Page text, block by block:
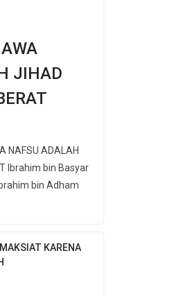
JIHAD
NAFSU ADALAH
Ibrahim bin Basyar
bin Adham
KARENA